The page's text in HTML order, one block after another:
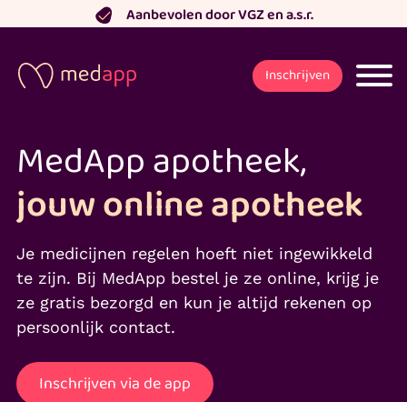
naar
inhoud
Aanbevolen door VGZ en a.s.r.
Inschrijven
MedApp apotheek,
jouw online apotheek
Je medicijnen regelen hoeft niet ingewikkeld
te zijn. Bij MedApp bestel je ze online, krijg je
ze gratis bezorgd en kun je altijd rekenen op
persoonlijk contact.
Inschrijven via de app